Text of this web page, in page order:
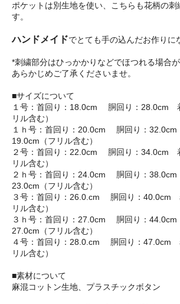
ポケットは別生地を使い、こちらも花柄の刺
す。
ハンドメイドでとても手の込んだお作りに
*刺繍部分はひっかかりなどでほつれる場合が
あらかじめご了承くださいませ。
■サイズについて
１号：首回り：18.0cm 胴回り：28.0cm
リル含む）
１ｈ号：首回り：20.0cm 胴回り：32.0cm
19.0cm（フリル含む）
２号：首回り：22.0cm 胴回り：34.0cm
リル含む）
２ｈ号：首回り：24.0cm 胴回り：38.0cm
23.0cm（フリル含む）
３号：首回り：26.0.cm 胴回り：40.0cm
リル含む）
３ｈ号：首回り：27.0cm 胴回り：44.0cm
27.0cm（フリル含む）
４号：首回り：28.0.cm 胴回り：47.0cm
リル含む）
■素材について
麻混コットン生地、プラスチックボタン